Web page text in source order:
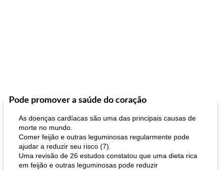
Pode promover a saúde do coração
As doenças cardíacas são uma das principais causas de
morte no mundo.
Comer feijão e outras leguminosas regularmente pode
ajudar a reduzir seu risco (7).
Uma revisão de 26 estudos constatou que uma dieta rica
em feijão e outras leguminosas pode reduzir